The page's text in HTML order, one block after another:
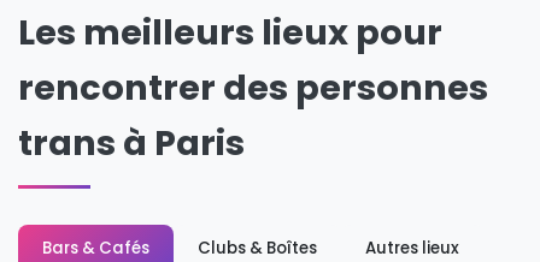
Les meilleurs lieux pour
rencontrer des personnes
trans à Paris
Bars & Cafés Clubs & Boîtes Autres lieux